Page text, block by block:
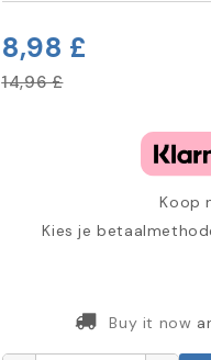
8,98 £
14,96 £
Koop
Kies je
Buy it now